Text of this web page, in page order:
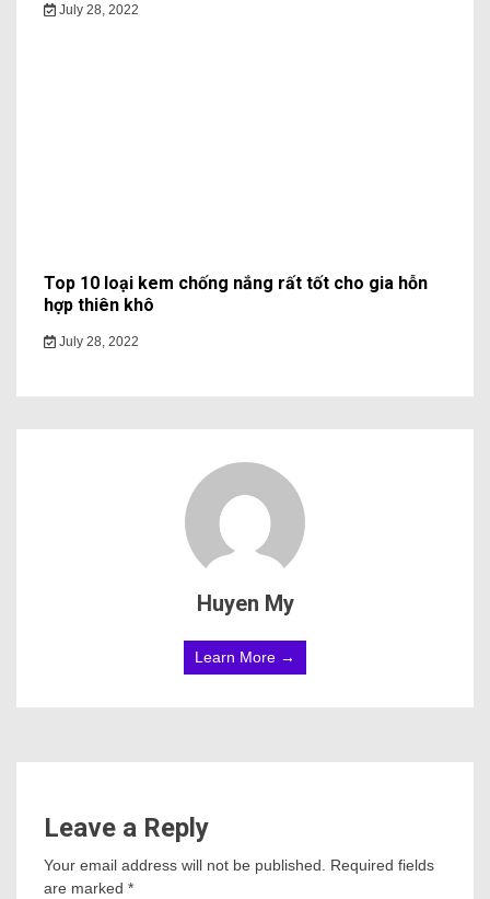
July 28, 2022
Top 10 loại kem chống nắng rất tốt cho gia hỗn
hợp thiên khô
July 28, 2022
Huyen My
Learn More →
Leave a Reply
Your email address will not be published. Required fields
are marked *